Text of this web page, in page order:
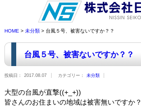
HOME > 未分類> 台風５号、被害ないですか？？
台風５号、被害ないですか？？
投稿日： 2017.08.07 カテゴリー： 未分類
大型の台風が直撃((+_+))
皆さんのお住まいの地域は被害無いですか？